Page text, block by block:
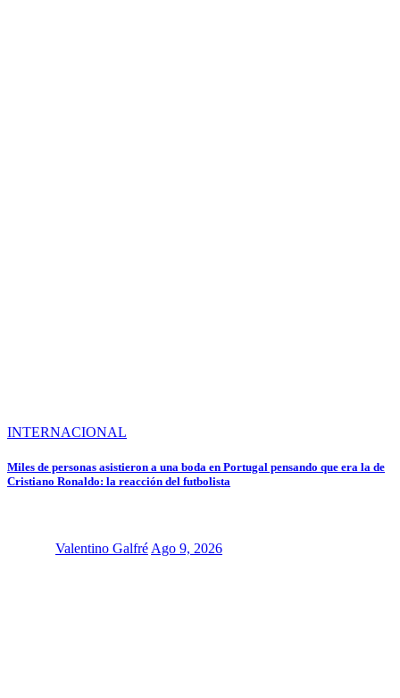
INTERNACIONAL
Miles de personas asistieron a una boda en Portugal pensando que era la de
Cristiano Ronaldo: la reacción del futbolista
Valentino GalfréAgo 9, 2026